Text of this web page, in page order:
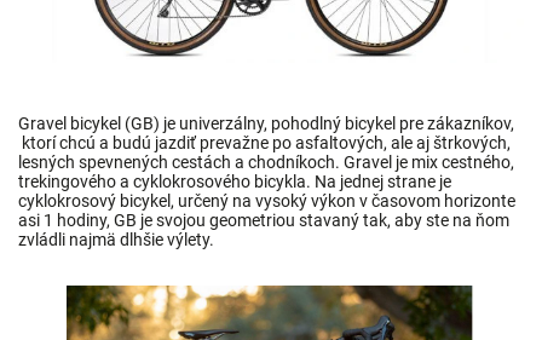
Gravel bicykel (GB) je univerzálny, pohodlný bicykel pre zákazníkov,
ktorí chcú a budú jazdiť prevažne po asfaltových, ale aj štrkových,
lesných spevnených cestách a chodníkoch. Gravel je mix cestného,
trekingového a cyklokrosového bicykla. Na jednej strane je
cyklokrosový bicykel, určený na vysoký výkon v časovom horizonte
asi 1 hodiny, GB je svojou geometriou stavaný tak, aby ste na ňom
zvládli najmä dlhšie výlety.